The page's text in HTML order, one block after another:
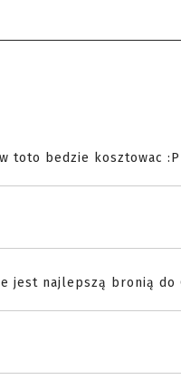
toto bedzie kosztowac :P
jest najlepszą bronią do